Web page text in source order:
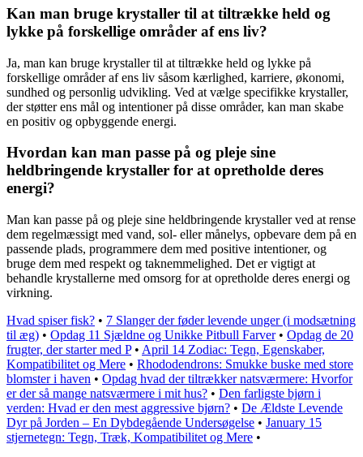
Kan man bruge krystaller til at tiltrække held og
lykke på forskellige områder af ens liv?
Ja, man kan bruge krystaller til at tiltrække held og lykke på
forskellige områder af ens liv såsom kærlighed, karriere, økonomi,
sundhed og personlig udvikling. Ved at vælge specifikke krystaller,
der støtter ens mål og intentioner på disse områder, kan man skabe
en positiv og opbyggende energi.
Hvordan kan man passe på og pleje sine
heldbringende krystaller for at opretholde deres
energi?
Man kan passe på og pleje sine heldbringende krystaller ved at rense
dem regelmæssigt med vand, sol- eller månelys, opbevare dem på en
passende plads, programmere dem med positive intentioner, og
bruge dem med respekt og taknemmelighed. Det er vigtigt at
behandle krystallerne med omsorg for at opretholde deres energi og
virkning.
Hvad spiser fisk? • 7 Slanger der føder levende unger (i modsætning
til æg) • Opdag 11 Sjældne og Unikke Pitbull Farver• Opdag de 20
frugter, der starter med P• April 14 Zodiac: Tegn, Egenskaber,
Kompatibilitet og Mere • Rhododendrons: Smukke buske med store
blomster i haven • Opdag hvad der tiltrækker natsværmere: Hvorfor
er der så mange natsværmere i mit hus? • Den farligste bjørn i
verden: Hvad er den mest aggressive bjørn? • De Ældste Levende
Dyr på Jorden – En Dybdegående Undersøgelse • January 15
stjernetegn: Tegn, Træk, Kompatibilitet og Mere •